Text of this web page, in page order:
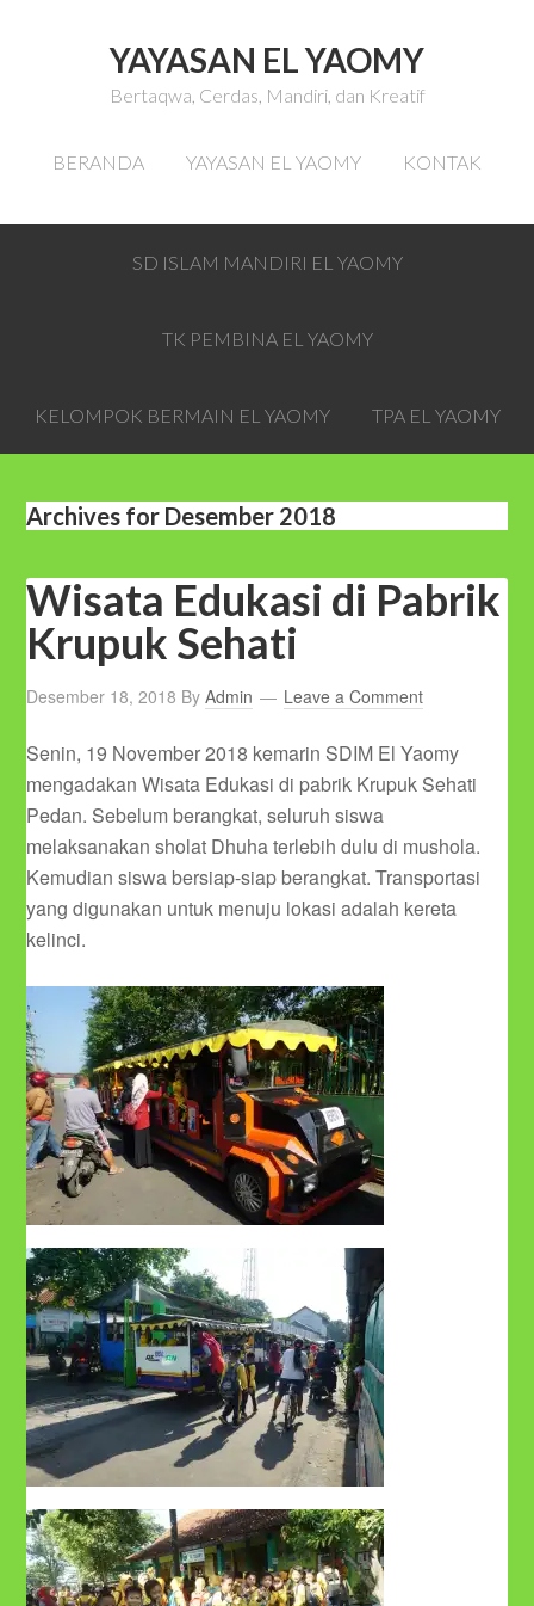
YAYASAN EL YAOMY
Bertaqwa, Cerdas, Mandiri, dan Kreatif
BERANDA YAYASAN EL YAOMY KONTAK
SD ISLAM MANDIRI EL YAOMY
TK PEMBINA EL YAOMY
KELOMPOK BERMAIN EL YAOMY TPA EL YAOMY
Archives for Desember 2018
Wisata Edukasi di Pabrik
Krupuk Sehati
Desember 18, 2018 ByAdmin Leave a Comment
Senin, 19 November 2018 kemarin SDIM El Yaomy
mengadakan Wisata Edukasi di pabrik Krupuk Sehati
Pedan. Sebelum berangkat, seluruh siswa
melaksanakan sholat Dhuha terlebih dulu di mushola.
Kemudian siswa bersiap-siap berangkat. Transportasi
yang digunakan untuk menuju lokasi adalah kereta
kelinci.